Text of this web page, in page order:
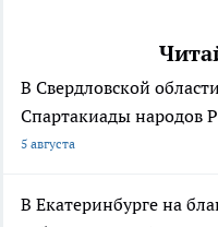
В Свердловской
Спартакиады народов
5 августа
В Екатеринбурге на